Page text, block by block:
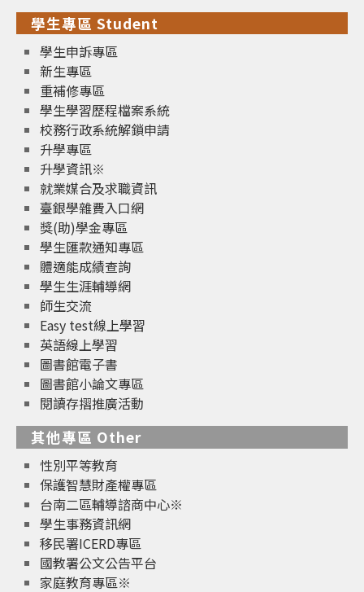
學生專區 Student
學生申訴專區
新生專區
重補修專區
學生學習歷程檔案系統
校務行政系統解鎖申請
升學專區
升學資訊※
就業媒合及求職資訊
臺銀學雜費入口網
獎(助)學金專區
學生匯款通知專區
體適能成績查詢
學生生涯輔導網
師生交流
Easy test線上學習
英語線上學習
圖書館電子書
圖書館小論文專區
閱讀存摺推廣活動
其他專區 Other
性別平等教育
保護智慧財產權專區
台南二區輔導諮商中心※
學生事務資訊網
移民署ICERD專區
國教署公文公告平台
家庭教育專區※